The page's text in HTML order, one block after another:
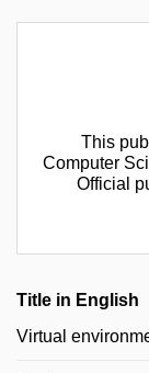
This
Computer
Official
Title in English
Virtual